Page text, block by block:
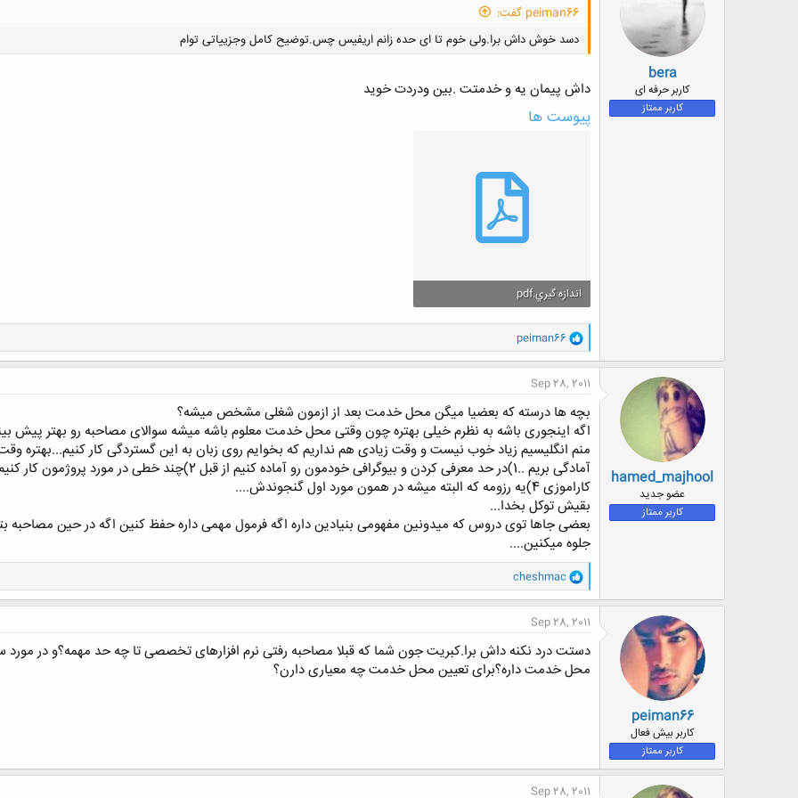
bera
کاربر حرفه ای
کاربر ممتاز
peiman66 گفت:
دسد خوش داش برا.ولی خوم تا ای حده زانم اریفیس چس.توضیح کامل وجزییاتی توام
داش پیمان یه و خدمتت .بین ودردت خوید
پیوست ها
اندازه گيري.pdf
2.7 مگایابت · بازدیدها: 4
و
ا
ک
ش
ه
ا
:
peiman66
hamed_majhool
عضو جدید
کاربر ممتاز
Sep 28, 2011
بچه ها درسته که بعضیا میگن محل خدمت بعد از ازمون شغلی مشخص میشه؟
اگه اینجوری باشه به نظرم خیلی بهتره چون وقتی محل خدمت معلوم باشه میشه سوالای مصاحبه رو بهتر پیش
کاراموزی 4)یه رزومه که البته میشه در همون مورد اول گنجوندش....
بقیش توکل بخدا...
بعضی جاها توی دروس که میدونین مفهومی بنیادین داره اگه فرمول مهمی داره حفظ کنین اگه در حین
جلوه میکنین....
و
ا
ک
ش
ه
ا
:
cheshmac
peiman66
کاربر بیش فعال
کاربر ممتاز
Sep 28, 2011
دستت درد نکنه داش برا.کبریت جون شما که قبلا مصاحبه رفتی نرم افزارهای تخصصی تا چه حد مهمه؟و در مورد
محل خدمت داره؟برای تعیین محل خدمت چه معیاری دارن؟
Sep 28, 2011